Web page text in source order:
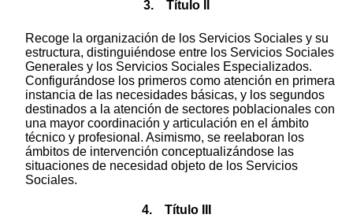
3. Título II
Recoge la organización de los Servicios Sociales y su
estructura, distinguiéndose entre los Servicios Sociales
Generales y los Servicios Sociales Especializados.
Configurándose los primeros como atención en primera
instancia de las necesidades básicas, y los segundos
destinados a la atención de sectores poblacionales con
una mayor coordinación y articulación en el ámbito
técnico y profesional. Asimismo, se reelaboran los
ámbitos de intervención conceptualizándose las
situaciones de necesidad objeto de los Servicios
Sociales.
4. Título III